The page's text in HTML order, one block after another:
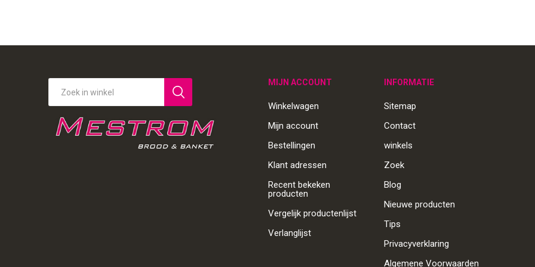
MIJN ACCOUNT
Winkelwagen
Mijn account
Bestellingen
Klant adressen
Recent bekeken
producten
Vergelijk productenlijst
Verlanglijst
INFORMATIE
Sitemap
Contact
winkels
Zoek
Blog
Nieuwe producten
Tips
Privacyverklaring
Algemene Voorwaarden